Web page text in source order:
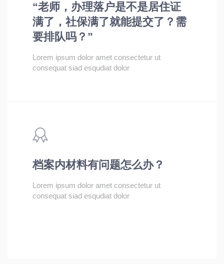
“老师，办理落户是不是居住证
满了，社保满了就能提交了？需
要排队吗？”
Lorem ipsum dolor amet consectetur ut
consequat siad esqudiat dolor
档案内材料有问题怎么办？
Lorem ipsum dolor amet consectetur ut
consequat siad esqudiat dolor